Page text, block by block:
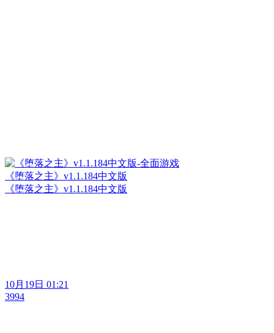
《堕落之主》v1.1.184中文版
《堕落之主》v1.1.184中文版
10月19日 01:21
3994